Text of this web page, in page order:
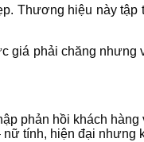
Thương hiệu này tập
giá phải chăng nhưng
phản hồi khách hàng
tính, hiện đại nhưng